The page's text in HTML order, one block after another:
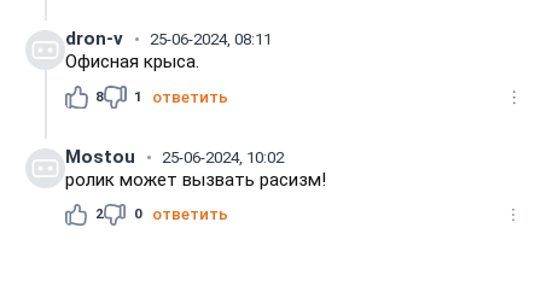
dron-v 25-06-2024, 08:11
Офисная крыса.
8 1 ответить
Mostou 25-06-2024, 10:02
ролик может вызвать расизм!
2 0 ответить